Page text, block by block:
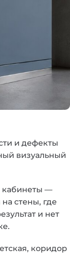
и дефекты
визуальный
кабинеты —
стены, где
и нет
коридор